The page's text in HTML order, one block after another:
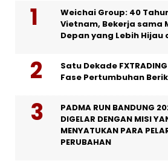
Weichai Group: 40
Vietnam, Bekerja sama
Depan yang Lebih Hijau
Satu Dekade
Fase Pertumbuhan
PADMA RUN BANDUNG
DIGELAR DENGAN MISI
MENYATUKAN PARA
PERUBAHAN